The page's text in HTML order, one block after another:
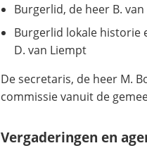
Burgerlid, de heer B.
Burgerlid lokale historie
D. van Liempt
De secretaris, de heer M.
commissie vanuit de
Vergaderingen en